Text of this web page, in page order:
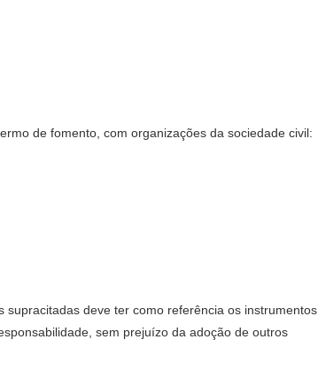
de fomento, com organizações da sociedade civil:
deve ter como referência os instrumentos
sem prejuízo da adoção de outros